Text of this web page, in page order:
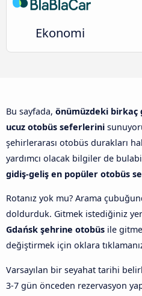
Ekonomi
Bu sayfada, önümüzdeki birkaç
ucuz otobüs seferlerini
şehirlerarası otobüs durakları
yardımcı olacak bilgiler de
gidiş-geliş en popüler otobüs
Rotanız yok mu? Arama
doldurduk. Gitmek istediğiniz
Gdańsk şehrine otobüs ile
değiştirmek için oklara
Varsayılan bir seyahat tarihi
3-7 gün önceden rezervasyon